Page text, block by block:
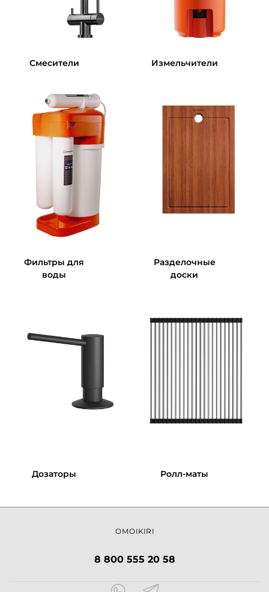
Смесители Измельчители
Фильтры для
воды
Разделочные
доски
Дозаторы Ролл-маты
OMOIKIRI
8 800 555 20 58